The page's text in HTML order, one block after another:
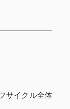
サイクル全体